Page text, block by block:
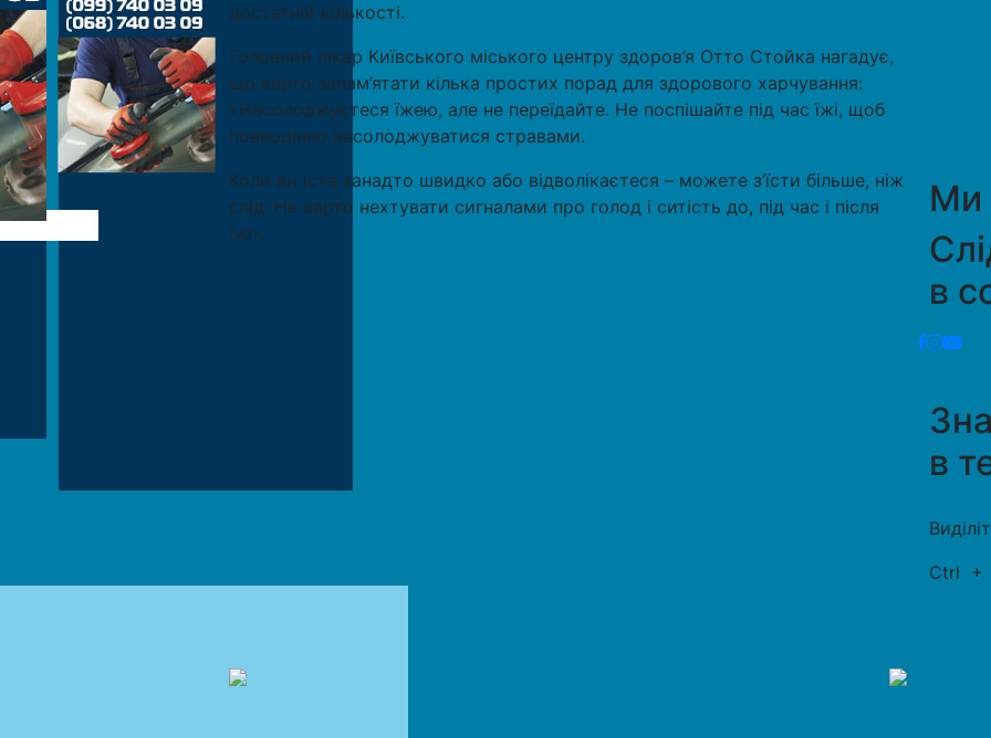
достатній кількості.
Головний лікар Київського міського центру здоров’я Отто Стойка нагадує,
що варто запам’ятати кілька простих порад для здорового харчування:
«Насолоджуєтеся їжею, але не переїдайте. Не поспішайте під час їжі, щоб
повноцінно насолоджуватися стравами.
Коли ви їсте занадто швидко або відволікаєтеся – можете з’їсти більше, ніж
слід. Не варто нехтувати сигналами про голод і ситість до, під час і після
їжі».
Ми
в
в
Ctrl +